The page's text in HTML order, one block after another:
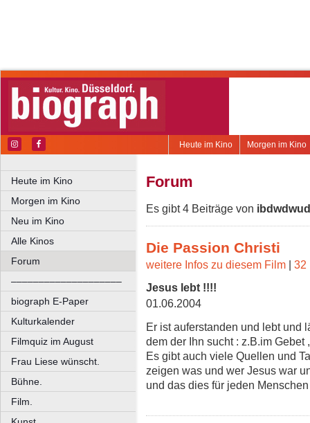
Morgen im Kino
Heute im Kino
Heute im Kino
Morgen im Kino
Neu im Kino
Alle Kinos
Forum
––––––––––––––––––––
biograph E-Paper
Kulturkalender
Filmquiz im August
Frau Liese wünscht.
Bühne.
Film.
Forum
Es gibt 4 Beiträge von
Die Passion Christi
weitere Infos zu diesem Film | 32
Jesus lebt !!!!
01.06.2004
Er ist auferstanden und lebt und
dem der Ihn sucht : z.B.im
Es gibt auch viele Quellen und
zeigen was und wer Jesus war
und das dies für jeden